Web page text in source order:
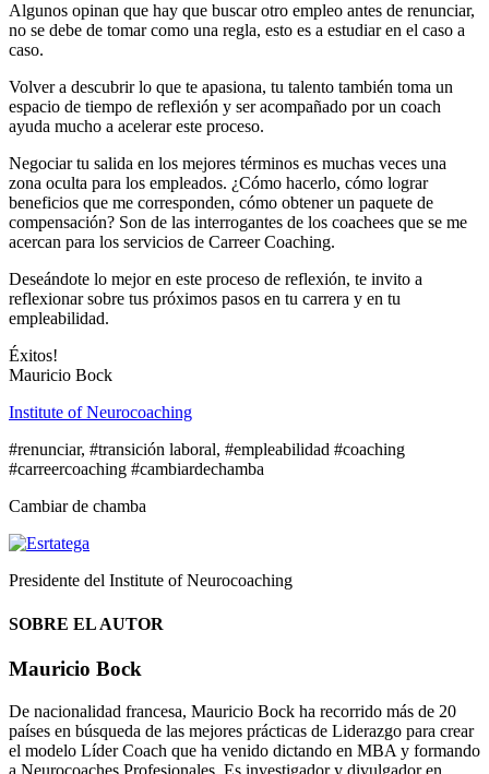
Algunos opinan que hay que buscar otro empleo antes de renunciar,
no se debe de tomar como una regla, esto es a estudiar en el caso a
caso.
Volver a descubrir lo que te apasiona, tu talento también toma un
espacio de tiempo de reflexión y ser acompañado por un coach
ayuda mucho a acelerar este proceso.
Negociar tu salida en los mejores términos es muchas veces una
zona oculta para los empleados. ¿Cómo hacerlo, cómo lograr
beneficios que me corresponden, cómo obtener un paquete de
compensación? Son de las interrogantes de los coachees que se me
acercan para los servicios de Carreer Coaching.
Deseándote lo mejor en este proceso de reflexión, te invito a
reflexionar sobre tus próximos pasos en tu carrera y en tu
empleabilidad.
Éxitos!
Mauricio Bock
Institute of Neurocoaching
#renunciar, #transición laboral, #empleabilidad #coaching
#carreercoaching #cambiardechamba
Cambiar de chamba
Presidente del Institute of Neurocoaching
SOBRE EL AUTOR
Mauricio Bock
De nacionalidad francesa, Mauricio Bock ha recorrido más de 20
países en búsqueda de las mejores prácticas de Liderazgo para crear
el modelo Líder Coach que ha venido dictando en MBA y formando
a Neurocoaches Profesionales. Es investigador y divulgador en